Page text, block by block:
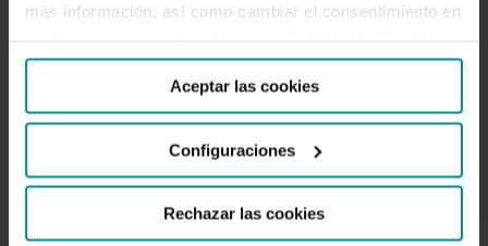
más información, así como cambiar el consentimiento en
Aceptar las cookies
Configuraciones
Rechazar las cookies
materia de sostenibilidad siguen
siendo colosales y comprometen
los tres ejes: social,
medioambiental y económico”